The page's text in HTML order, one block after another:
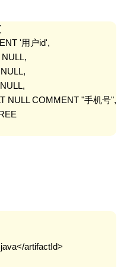
'用户id',
NULL COMMENT "手机号",
artifactId>